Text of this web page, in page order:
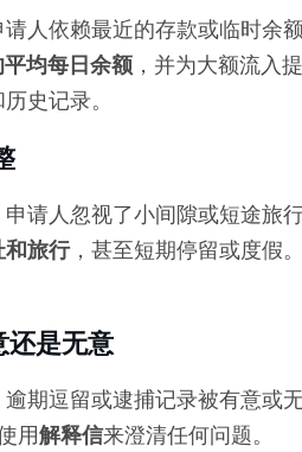
请人依赖最近的存款或临时余额
均每日余额，并为大额流入
史记录。
申请人忽视了小间隙或短途旅行
旅行，甚至短期停留或度假
是无意
逾期逗留或逮捕记录被有意或无
用解释信来澄清任何问题。